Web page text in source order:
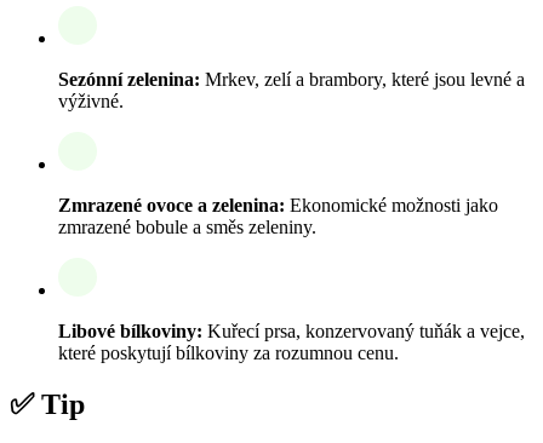
Sezónní zelenina: Mrkev, zelí a brambory, které jsou levné a
výživné.
Zmrazené ovoce a zelenina: Ekonomické možnosti jako
zmrazené bobule a směs zeleniny.
Libové bílkoviny: Kuřecí prsa, konzervovaný tuňák a vejce,
které poskytují bílkoviny za rozumnou cenu.
✅ Tip